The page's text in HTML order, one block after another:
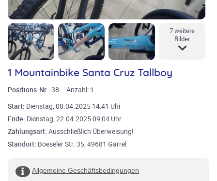
7 weitere
Bilder
1 Mountainbike Santa Cruz Tallboy
Positions-Nr.: 38 Anzahl: 1
Start: Dienstag, 08.04.2025 14:41 Uhr
Ende: Dienstag, 22.04.2025 09:04 Uhr
Zahlungsart: Ausschließlich Überweisung!
Standort: Boeseler Str. 35, 49681 Garrel
Allgemeine Geschäftsbedingungen